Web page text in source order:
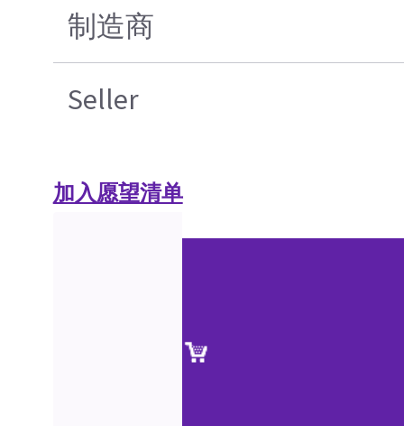
制造商
Seller
加入愿望清单